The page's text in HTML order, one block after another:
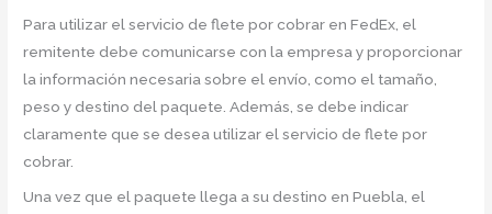
Para utilizar el servicio de flete por cobrar en FedEx, el
remitente debe comunicarse con la empresa y proporcionar
la información necesaria sobre el envío, como el tamaño,
peso y destino del paquete. Además, se debe indicar
claramente que se desea utilizar el servicio de flete por
cobrar.
Una vez que el paquete llega a su destino en Puebla, el